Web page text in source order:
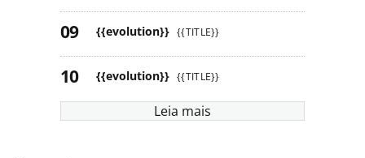
{{evolution}} {{TITLE}}
{{evolution}} {{TITLE}}
Leia mais